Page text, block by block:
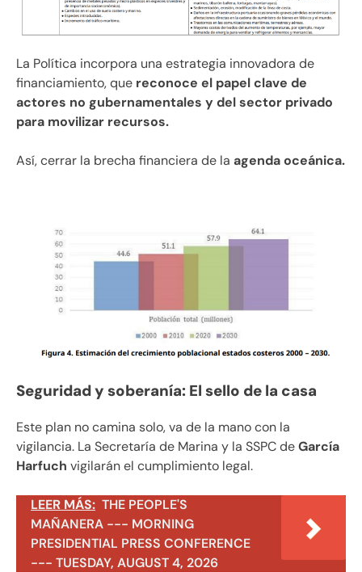
La Política incorpora una estrategia innovadora de
financiamiento, que reconoce el papel clave de
actores no gubernamentales y del sector privado
para movilizar recursos.
Así, cerrar la brecha financiera de la agenda oceánica.
Seguridad y soberanía: El sello de la casa
Este plan no camina solo, va de la mano con la
vigilancia. La Secretaría de Marina y la SSPC deGarcía
Harfuch vigilarán el cumplimiento legal.
LEER MÁS: THE PEOPLE'S
MAÑANERA --- MORNING
PRESIDENTIAL PRESS CONFERENCE
--- TUESDAY, AUGUST 4, 2026